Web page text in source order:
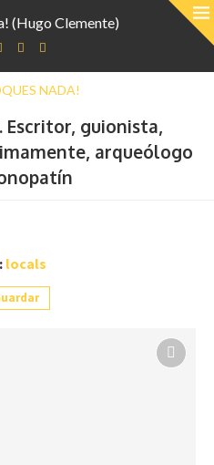
(Hugo Clemente)
Escritor, guionista,
arqueólogo
locals